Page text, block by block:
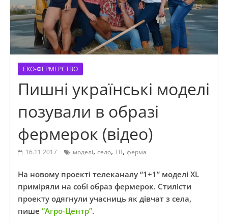
ЕКО-ФЕРМЕРСТВО
Пишні українські моделі
позували в образі
фермерок (відео)
16.11.2017 моделі, село, ТВ, ферма
На новому проекті телеканалу “1+1” моделі XL
приміряли на собі образ фермерок. Стилісти
проекту одягнули учасниць як дівчат з села,
пише “Агро-Центр”.